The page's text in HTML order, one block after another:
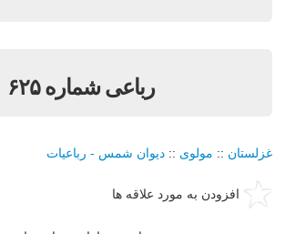
رباعی شماره ۶۲۵
غزلستان :: مولوی :: دیوان شمس - رباعیات
افزودن به مورد علاقه ها